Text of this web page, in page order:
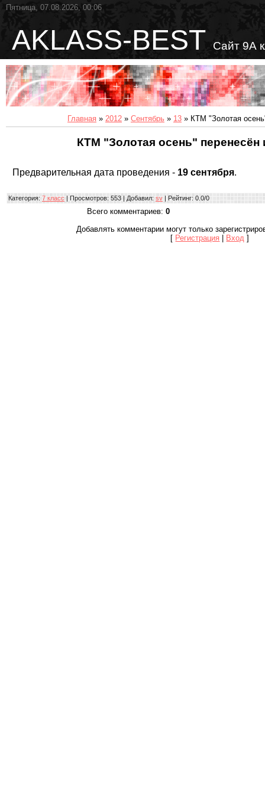
Пятница, 07.08.2026, 00:06
AKLASS-BEST Сайт 9А
Главная » 2012 » Сентябрь » 13 » КТМ "Золотая
КТМ "Золотая осень" перенесён
Предварительная дата проведения - 19 сентября.
Категория: 7 класс | Просмотров: 553 | Добавил: sv | Рейтинг: 0.0/0
Всего комментариев: 0
Добавлять комментарии могут только
[ Регистрация Вход ]